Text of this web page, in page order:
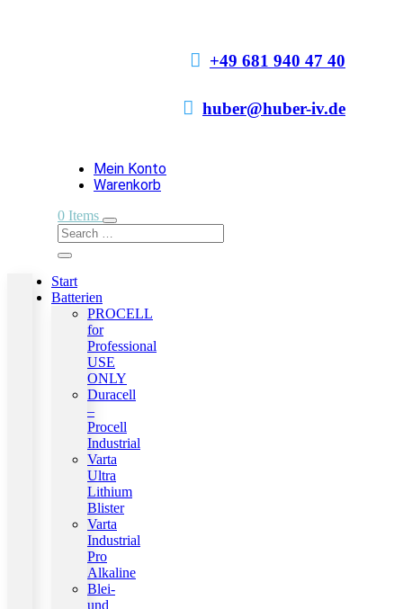
 +49 681 940 47 40
 huber@huber-iv.de
Mein Konto
Warenkorb
0 Items
Start
Batterien
PROCELL
for
Professional
USE
ONLY
Duracell
–
Procell
Industrial
Varta
Ultra
Lithium
Blister
Varta
Industrial
Pro
Alkaline
Blei-
und